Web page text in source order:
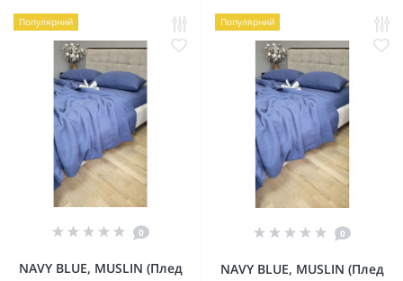
Популярний
0
NAVY BLUE, MUSLIN (Плед
Популярний
0
NAVY BLUE, MUSLIN (Плед